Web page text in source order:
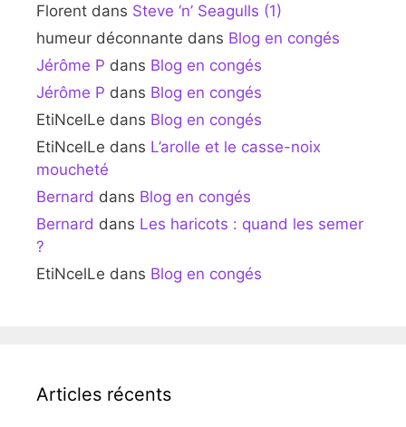
Florent dans Steve ‘n’ Seagulls (1)
humeur déconnante dans Blog en congés
Jérôme P dans Blog en congés
Jérôme P dans Blog en congés
EtiNcelLe dans Blog en congés
EtiNcelLe dans L’arolle et le casse-noix
moucheté
Bernard dans Blog en congés
Bernard dans Les haricots : quand les semer
?
EtiNcelLe dans Blog en congés
Articles récents